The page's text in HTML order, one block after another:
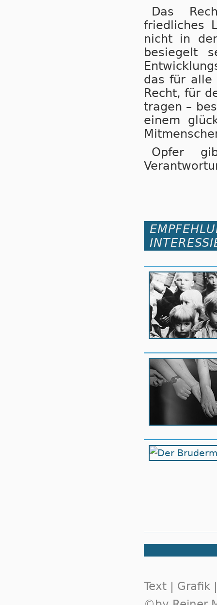
Das
friedliches
nicht in
besiegelt
das für alle
Recht, für
tragen –
einem
Opfer
Text | Grafik